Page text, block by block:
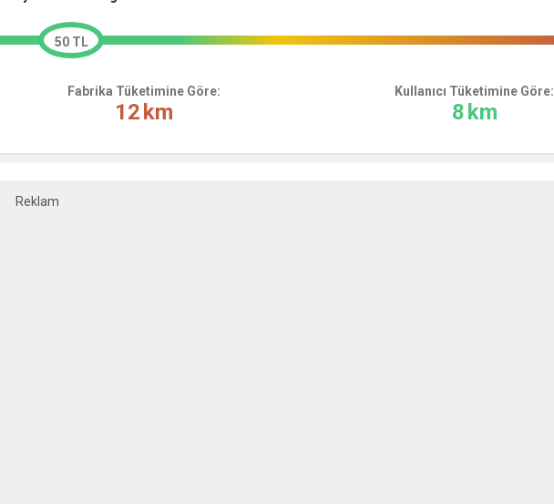
50 TL
Fabrika Tüketimine Göre:
12 km
Kullanıcı Tüketimine Göre:
8 km
Reklam